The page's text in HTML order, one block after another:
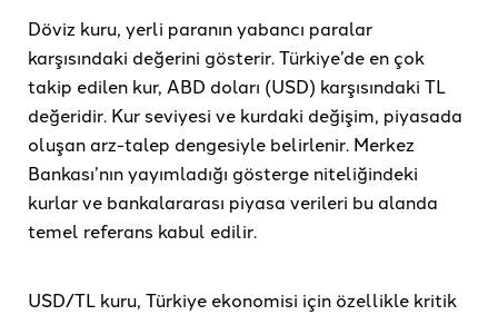
Döviz kuru, yerli paranın yabancı paralar
karşısındaki değerini gösterir. Türkiye’de en çok
takip edilen kur, ABD doları (USD) karşısındaki TL
değeridir. Kur seviyesi ve kurdaki değişim, piyasada
oluşan arz-talep dengesiyle belirlenir. Merkez
Bankası’nın yayımladığı gösterge niteliğindeki
kurlar ve bankalararası piyasa verileri bu alanda
temel referans kabul edilir.
USD/TL kuru, Türkiye ekonomisi için özellikle kritik